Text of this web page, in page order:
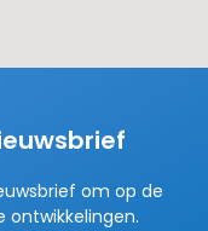
om op de